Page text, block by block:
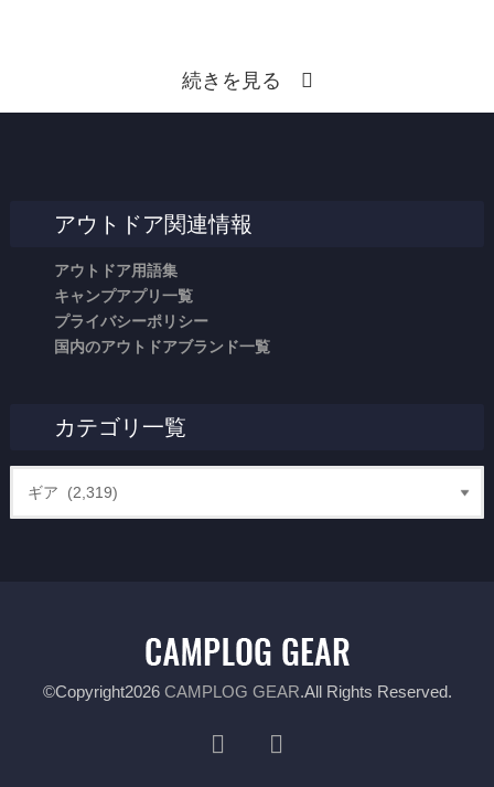
続きを見る
アウトドア関連情報
アウトドア用語集
キャンプアプリ一覧
プライバシーポリシー
国内のアウトドアブランド一覧
カテゴリ一覧
©Copyright2026 CAMPLOG GEAR.All Rights Reserved.